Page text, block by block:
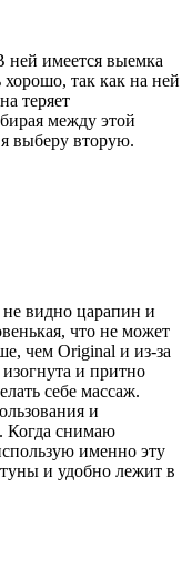
ней имеется выемка
хорошо, так как на ней
теряет
между этой
выберу вторую.
видно царапин и
что не может
чем Original и из-за
и притно
себе массаж.
и
Когда снимаю
именно эту
и удобно лежит в